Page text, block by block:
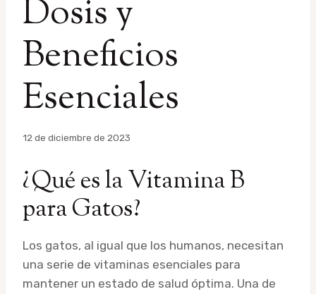
Dosis y
Beneficios
Esenciales
Por
12 de diciembre de 2023
¿Qué es la Vitamina B
para Gatos?
Los gatos, al igual que los humanos, necesitan
una serie de vitaminas esenciales para
mantener un estado de salud óptima. Una de